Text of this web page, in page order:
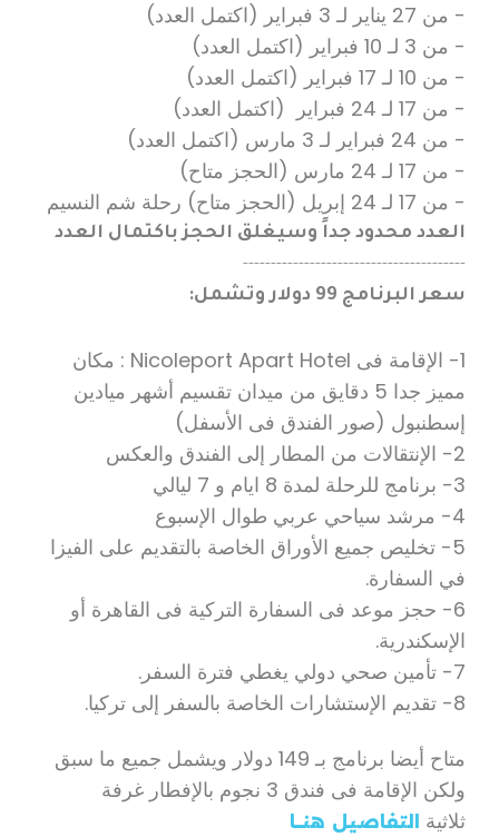
- من 27 يناير لـ 3 فبراير (اكتمل العدد)
- من 3 لـ 10 فبراير (اكتمل العدد)
- من 10 لـ 17 فبراير (اكتمل العدد)
- من 17 لـ 24 فبراير (اكتمل العدد)
- من 24 فبراير لـ 3 مارس (اكتمل العدد)
- من 17 لـ 24 مارس (الحجز متاح)
- من 17 لـ 24 إبريل (الحجز متاح) رحلة شم النسيم
العدد محدود جداً وسيغلق الحجز باكتمال العدد
----------------------------------------
سعر البرنامج 99 دولار وتشمل:
1- الإقامة فى Nicoleport Apart Hotel : مكان
مميز جدا 5 دقايق من ميدان تقسيم أشهر ميادين
إسطنبول (صور الفندق فى الأسفل)
2- الإنتقالات من المطار إلى الفندق والعكس
3- برنامج للرحلة لمدة 8 ايام و 7 ليالي
4- مرشد سياحي عربي طوال الإسبوع
5- تخليص جميع الأوراق الخاصة بالتقديم على الفيزا
في السفارة.
6- حجز موعد فى السفارة التركية فى القاهرة أو
الإسكندرية.
7- تأمين صحي دولي يغطي فترة السفر.
8- تقديم الإستشارات الخاصة بالسفر إلى تركيا.
متاح أيضا برنامج بـ 149 دولار ويشمل جميع ما سبق
ولكن الإقامة فى فندق 3 نجوم بالإفطار غرفة
ثلاثية التفاصيل هنـــــا